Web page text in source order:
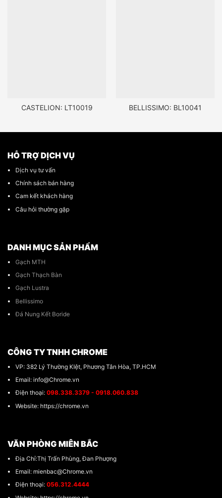
CASTELION: LT10019 BELLISSIMO: BL10041
HỖ TRỢ DỊCH VỤ
Dịch vụ tư vấn
Chính sách bán hàng
Cam kết khách hàng
Câu hỏi thường gặp
DANH MỤC SẢN PHẨM
Gạch MTH
Gạch Thạch Bàn
Gạch Lustra
Bellissimo
Đá Nung Kết Boride
CÔNG TY TNHH CHROME
VP: 382 Lý Thường KIệt, Phương Tân Hòa, TP.HCM
Email: info@Chrome.vn
Điện thoại: 098.338.3379 - 0918.060.838
Website: https://chrome.vn
VĂN PHÒNG MIÊN BẮC
Địa Chỉ:Thị Trấn Phùng, Đan Phượng
Email: mienbac@Chrome.vn
Điện thoại: 056.312.4444